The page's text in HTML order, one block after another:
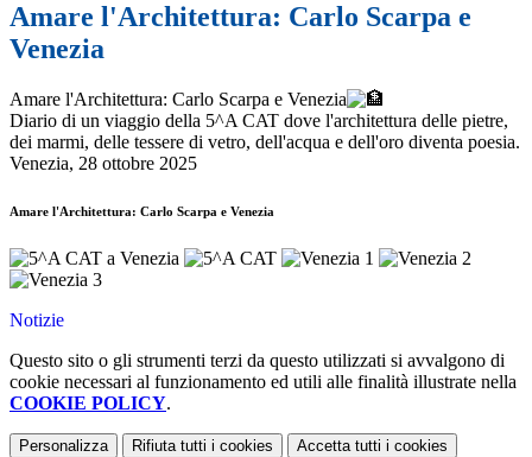
Amare l'Architettura: Carlo Scarpa e
Venezia
Amare l'Architettura: Carlo Scarpa e Venezia
Diario di un viaggio della 5^A CAT dove l'architettura delle pietre,
dei marmi, delle tessere di vetro, dell'acqua e dell'oro diventa poesia.
Venezia, 28 ottobre 2025
Amare l'Architettura: Carlo Scarpa e Venezia
Notizie
Questo sito o gli strumenti terzi da questo utilizzati si avvalgono di
cookie necessari al funzionamento ed utili alle finalità illustrate nella
COOKIE POLICY.
Personalizza Rifiuta tutti i cookies Accetta tutti i cookies